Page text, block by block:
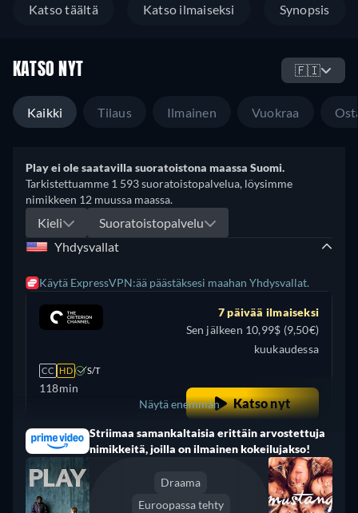
Katso täältä Katso ilmaiseksi Synopsis
KATSO NYT 🇫🇮
Kaikki Tilaus Ilmainen Vuokraa
Play ei ole saatavilla suoratoistona maassa Suomi.
Tarkistettuamme 1 593 suoratoistopalvelua, löysimme
nimikkeen 12 muussa maassa.
Kieli
Suoratoistopalvelu
Yhdysvallat
Käytä ExpressVPN:ää päästäksesi maahan Yhdysvallat.
CC HD S/T
118min
7 päivää ilmaiseksi
Sen jälkeen 10,99$ (9,50€)
kuukaudessa
Katso nyt
Italia
Näytä enemmän
Striimaa samankaltaisia erittäin arvostettuja
nimikkeitä, joilla on ilmainen kokeilujakso!
Draama
Euroopassa tehty